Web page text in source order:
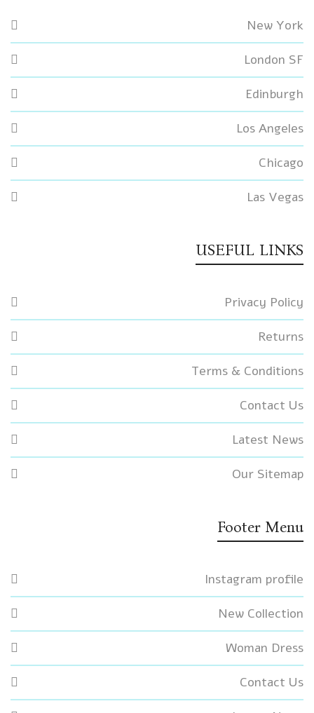
New York
London SF
Edinburgh
Los Angeles
Chicago
Las Vegas
USEFUL LINKS
Privacy Policy
Returns
Terms & Conditions
Contact Us
Latest News
Our Sitemap
Footer Menu
Instagram profile
New Collection
Woman Dress
Contact Us